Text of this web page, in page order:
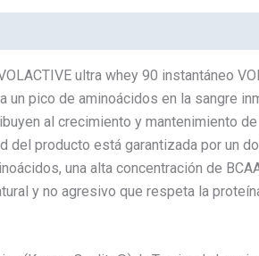
ultra whey 90 instantáneo
un pico de aminoácidos en la sangre
al crecimiento y mantenimiento
del producto está garantizada por un
una alta concentración de
y no agresivo que respeta la